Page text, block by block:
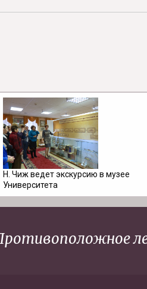
Н. Чиж ведет экскурсию в музее
Университета